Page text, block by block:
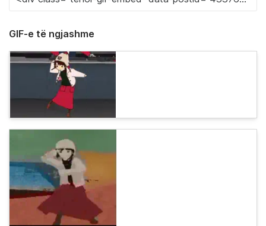
GIF-e të ngjashme